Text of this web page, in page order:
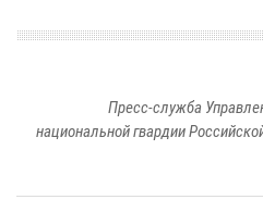
Пресс-служба
национальной гвардии